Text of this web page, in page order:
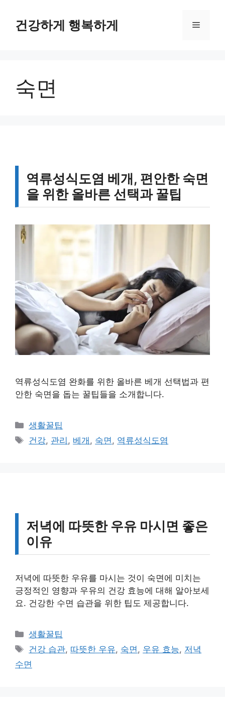
건강하게 행복하게 메
숙면
역류성식도염 베개, 편안한 숙면
을 위한 올바른 선택과 꿀팁
역류성식도염 완화를 위한 올바른 베개 선택법과 편
안한 숙면을 돕는 꿀팁들을 소개합니다.
카
테
생활꿀팁
태
건강, 관리 , 베개 , 숙면 , 역류성식도염
저녁에 따뜻한 우유 마시면 좋은
이유
저녁에 따뜻한 우유를 마시는 것이 숙면에 미치는
긍정적인 영향과 우유의 건강 효능에 대해 알아보세
요. 건강한 수면 습관을 위한 팁도 제공합니다.
카
테
리
생활꿀팁
태
그
건강 습관, 따뜻한 우유, 숙면 , 우유 효능, 저녁
수면